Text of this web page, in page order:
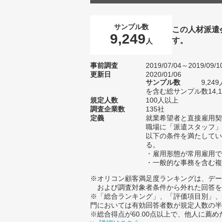
サンプル数
9,249 人
この人材派
す。
事前調査
2019/07/04～2019/09/
更新日
2020/01/06
サンプル数
9,249
を含む総サンプル数
規定人数
100人以上
調査企業数
135社
定義
就業希望者と直接雇用
職場に「派遣スタッフ
以下の条件を満たして
る。
・雇用形態が常用雇用
・一般的な事務を含む
※オリコン顧客満足度ランキングは、デ
および調査対象者条件から外れた回答
※「総合ランキング」、「評価項目別」
門においては有効回答者数が規定人数の
※総合得点が60.00点以上で、他人に薦め